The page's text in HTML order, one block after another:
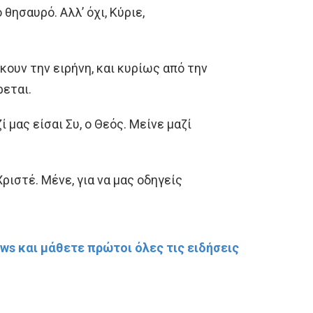
Αλλ’ όχι, Κύριε,
την ειρήνη, και κυρίως από την
μας είσαι Συ, ο Θεός. Μείνε μαζί
Μένε, για να μας οδηγείς
και μάθετε πρώτοι όλες τις ειδήσεις